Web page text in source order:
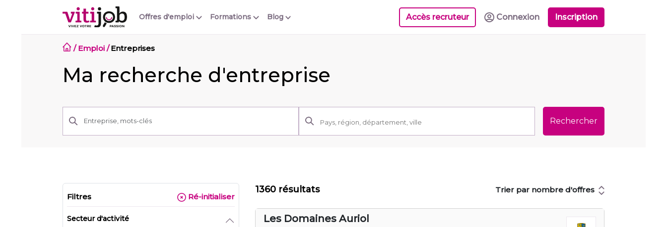
Offres d'emploi Blog
Formations Accès recruteur Connexion Inscription
/ Emploi/Entreprises
Ma recherche d'entreprise
Rechercher
Filtres Ré-initialiser
Secteur d'activité
1360 résultats Trier par nombre d'offres
Les Domaines Auriol